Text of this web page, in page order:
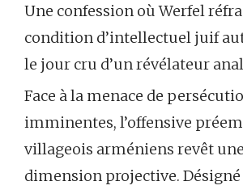
Une confession où Werfel
condition d’intellectuel juif
le jour cru d’un révélateur
Face à la menace de
imminentes, l’offensive
villageois arméniens revêt
dimension projective. Désigné